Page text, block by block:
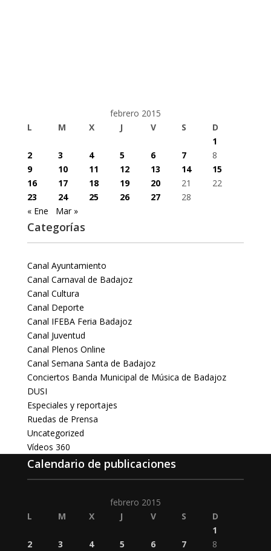
febrero 2015
L
M X J V S
D
1
2
3 4 5 6 7
8
9
10 11 12 13 14
15
16
17 18 19 20 21
22
23
24 25 26 27
28
« Ene
Mar »
Categorías
Canal Ayuntamiento
Canal Carnaval de Badajoz
Canal Cultura
Canal Deporte
Canal IFEBA Feria Badajoz
Canal Juventud
Canal Plenos Online
Canal Semana Santa de Badajoz
Conciertos Banda Municipal de Música de Badajoz
DUSI
Especiales y reportajes
Ruedas de Prensa
Uncategorized
Vídeos 360
Calendario de publicaciones
febrero 2015
L
M X J V S
D
1
2
3 4 5 6 7
8